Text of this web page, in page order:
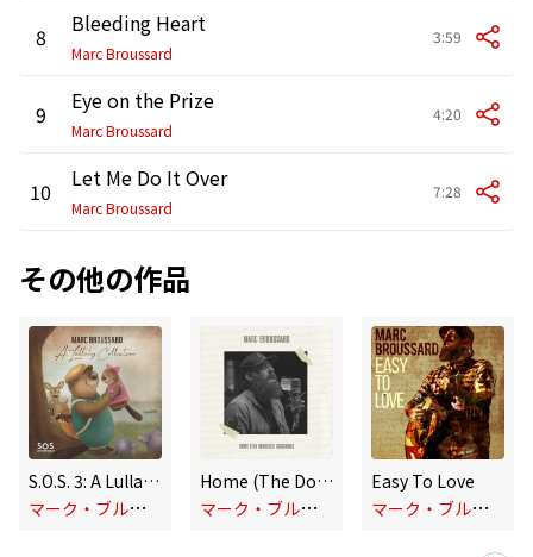
8 Bleeding Heart
Marc Broussard
3:59
9 Eye on the Prize
Marc Broussard
4:20
10 Let Me Do It Over
Marc Broussard
7:28
その他の作品
S.O.S. 3: A Lullaby Collection
マ
ーク・ブルサード
Home (The Dockside Sessions)
マ
ーク・ブルサード
Easy To Love
マ
ーク・ブルサード